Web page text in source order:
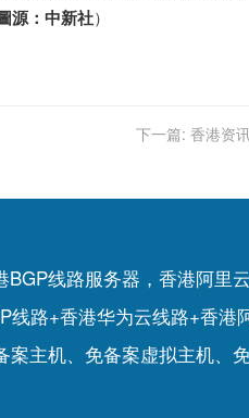
源：中新社）
下一篇: 香港资
线路服务器，香港阿里
路+香港华为云线路+香港
案主机、 免备案虚拟主机、